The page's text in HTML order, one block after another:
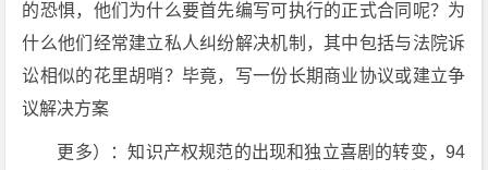
的恐惧，他们为什么要首先编写可执行的正式合同呢？为
什么他们经常建立私人纠纷解决机制，其中包括与法院诉
讼相似的花里胡哨？毕竟，写一份长期商业协议或建立争
议解决方案
更多）：知识产权规范的出现和独立喜剧的转变，94